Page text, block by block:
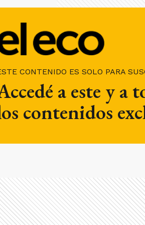
CONTENIDO ES SOLO PARA
a este y a
contenidos